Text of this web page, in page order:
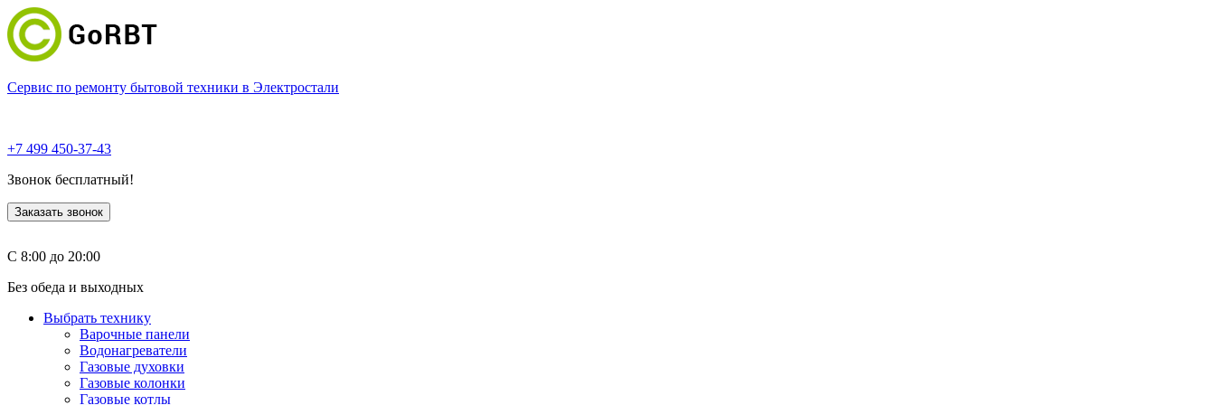
Сервис по ремонту бытовой техники в Электростали
+7 499 450-37-43
Звонок бесплатный!
Заказать звонок
С 8:00 до 20:00
Без обеда и выходных
Выбрать технику
Варочные панели
Водонагреватели
Газовые духовки
Газовые колонки
Газовые котлы